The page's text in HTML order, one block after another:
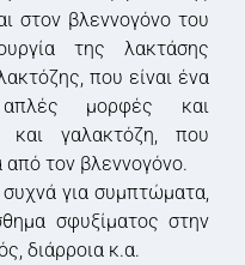
στον βλεννογόνο του
της λακτάσης
που είναι ένα
μορφές και
και γαλακτόζη, που
τον βλεννογόνο.
συχνά για συμπτώματα,
σφυξίματος στην
διάρροια κ.α.